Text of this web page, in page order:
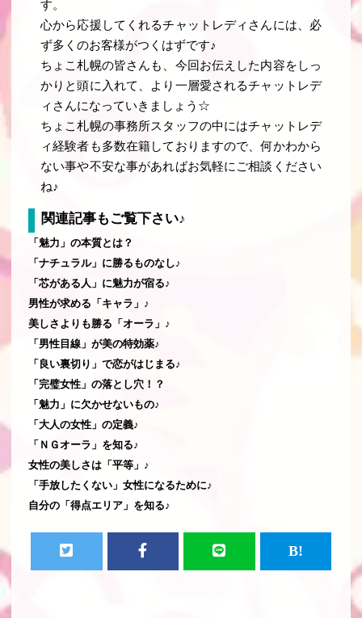
す。
心から応援してくれるチャットレディさんには、必
ず多くのお客様がつくはずです♪
ちょこ札幌の皆さんも、今回お伝えした内容をしっ
かりと頭に入れて、より一層愛されるチャットレデ
ィさんになっていきましょう☆
ちょこ札幌の事務所スタッフの中にはチャットレデ
ィ経験者も多数在籍しておりますので、何かわから
ない事や不安な事があればお気軽にご相談ください
ね♪
関連記事もご覧下さい♪
「魅力」の本質とは？
「ナチュラル」に勝るものなし♪
「芯がある人」に魅力が宿る♪
男性が求める「キャラ」♪
美しさよりも勝る「オーラ」♪
「男性目線」が美の特効薬♪
「良い裏切り」で恋がはじまる♪
「完璧女性」の落とし穴！？
「魅力」に欠かせないもの♪
「大人の女性」の定義♪
「ＮＧオーラ」を知る♪
女性の美しさは「平等」♪
「手放したくない」女性になるために♪
自分の「得点エリア」を知る♪